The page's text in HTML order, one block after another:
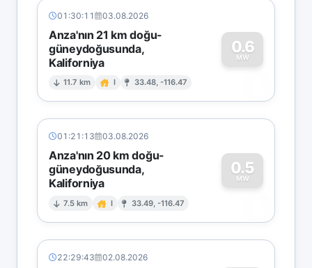
01:30:11 03.08.2026
Anza'nın 21 km doğu-
güneydoğusunda,
Kaliforniya
11.7 km I 33.48, -116.47
0.6
MW
0
01:21:13 03.08.2026
Anza'nın 20 km doğu-
güneydoğusunda,
Kaliforniya
7.5 km I 33.49, -116.47
0.5
MW
0
22:29:43 02.08.2026